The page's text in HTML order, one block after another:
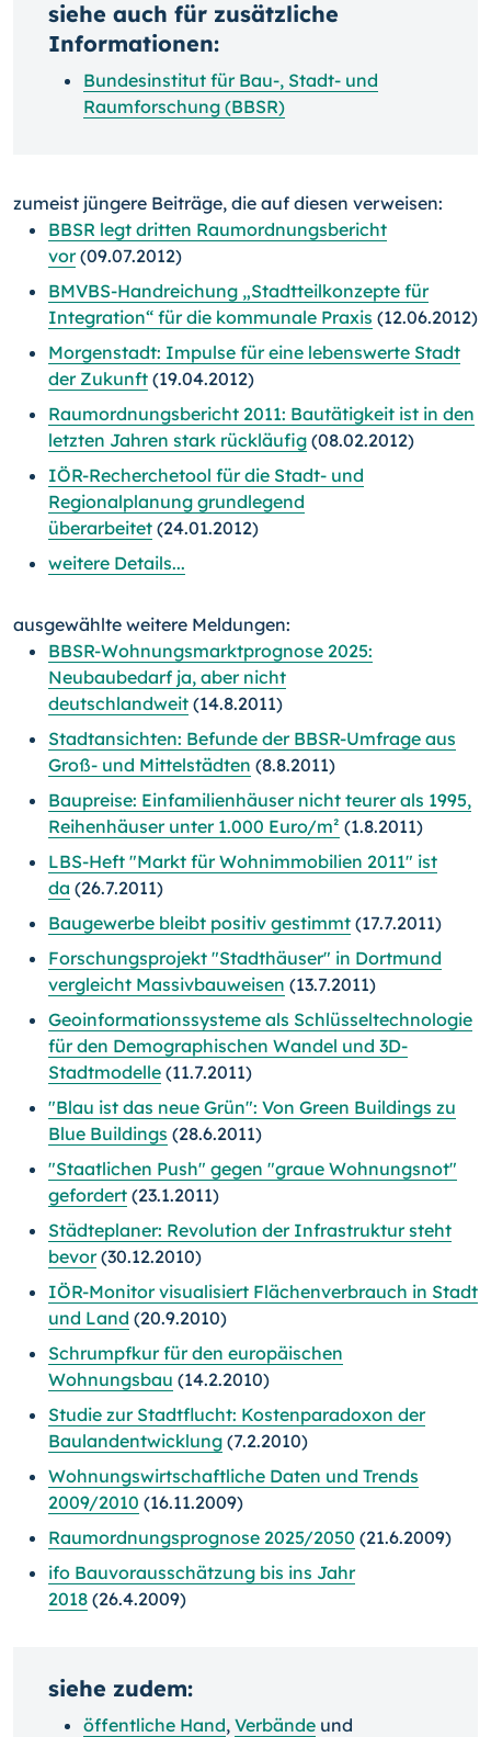
siehe auch für zusätzliche
Informationen:
Bundesinstitut für Bau-, Stadt- und
Raumforschung (BBSR)
zumeist jüngere Beiträge, die auf diesen verweisen:
BBSR legt dritten Raumordnungsbericht
vor(09.07.2012)
BMVBS-Handreichung „Stadtteilkonzepte für
Integration“ für die kommunale Praxis (12.06.2012)
Morgenstadt: Impulse für eine lebenswerte Stadt
der Zukunft (19.04.2012)
Raumordnungsbericht 2011: Bautätigkeit ist in den
letzten Jahren stark rückläufig (08.02.2012)
IÖR-Recherchetool für die Stadt- und
Regionalplanung grundlegend
überarbeitet (24.01.2012)
weitere Details...
ausgewählte weitere Meldungen:
BBSR-Wohnungsmarktprognose 2025:
Neubaubedarf ja, aber nicht
deutschlandweit (14.8.2011)
Stadtansichten: Befunde der BBSR-Umfrage aus
Groß- und Mittelstädten (8.8.2011)
Baupreise: Einfamilienhäuser nicht teurer als 1995,
Reihenhäuser unter 1.000 Euro/m² (1.8.2011)
LBS-Heft "Markt für Wohnimmobilien 2011" ist
da (26.7.2011)
Baugewerbe bleibt positiv gestimmt (17.7.2011)
Forschungsprojekt "Stadthäuser" in Dortmund
vergleicht Massivbauweisen (13.7.2011)
Geoinformationssysteme als Schlüsseltechnologie
für den Demographischen Wandel und 3D-
Stadtmodelle (11.7.2011)
"Blau ist das neue Grün": Von Green Buildings zu
Blue Buildings (28.6.2011)
"Staatlichen Push" gegen "graue Wohnungsnot"
gefordert (23.1.2011)
Städteplaner: Revolution der Infrastruktur steht
bevor(30.12.2010)
IÖR-Monitor visualisiert Flächenverbrauch in Stadt
und Land (20.9.2010)
Schrumpfkur für den europäischen
Wohnungsbau (14.2.2010)
Studie zur Stadtflucht: Kostenparadoxon der
Baulandentwicklung (7.2.2010)
Wohnungswirtschaftliche Daten und Trends
2009/2010 (16.11.2009)
Raumordnungsprognose 2025/2050 (21.6.2009)
ifo Bauvorausschätzung bis ins Jahr
2018 (26.4.2009)
siehe zudem:
öffentliche Hand, Verbände und